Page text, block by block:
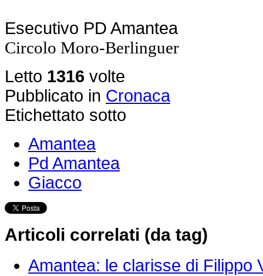
Esecutivo PD Amantea
Circolo Moro-Berlinguer
Letto 1316 volte
Pubblicato in Cronaca
Etichettato sotto
Amantea
Pd Amantea
Giacco
Articoli correlati (da tag)
Amantea: le clarisse di Filippo